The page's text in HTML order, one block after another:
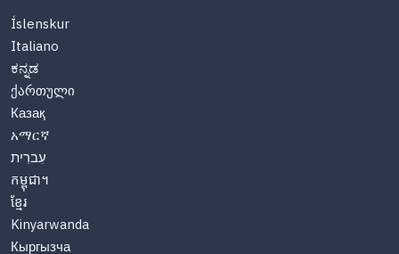
Íslenskur
Italiano
ಕನ್ನಡ
ქართული
Казақ
አማርኛ
עִברִית
កម្ពុជា។
ខ្មែរ
Kinyarwanda
Кыргызча